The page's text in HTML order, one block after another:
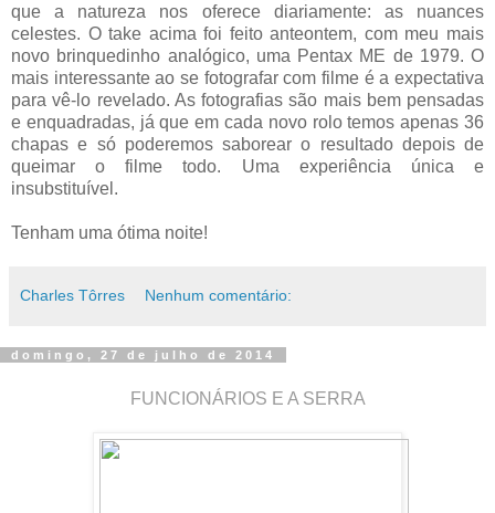
que a natureza nos oferece diariamente: as nuances
celestes. O take acima foi feito anteontem, com meu mais
novo brinquedinho analógico, uma Pentax ME de 1979. O
mais interessante ao se fotografar com filme é a expectativa
para vê-lo revelado. As fotografias são mais bem pensadas
e enquadradas, já que em cada novo rolo temos apenas 36
chapas e só poderemos saborear o resultado depois de
queimar o filme todo. Uma experiência única e
insubstituível.
Tenham uma ótima noite!
Charles Tôrres Nenhum comentário:
domingo, 27 de julho de 2014
FUNCIONÁRIOS E A SERRA